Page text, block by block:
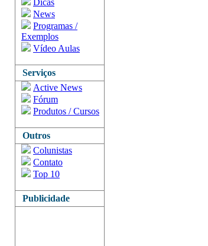
Dicas
News
Programas /
Exemplos
Vídeo Aulas
Serviços
Active News
Fórum
Produtos / Cursos
Outros
Colunistas
Contato
Top 10
Publicidade